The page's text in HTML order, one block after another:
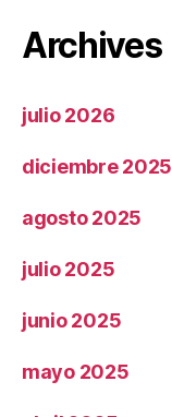
Archives
julio 2026
diciembre 2025
agosto 2025
julio 2025
junio 2025
mayo 2025